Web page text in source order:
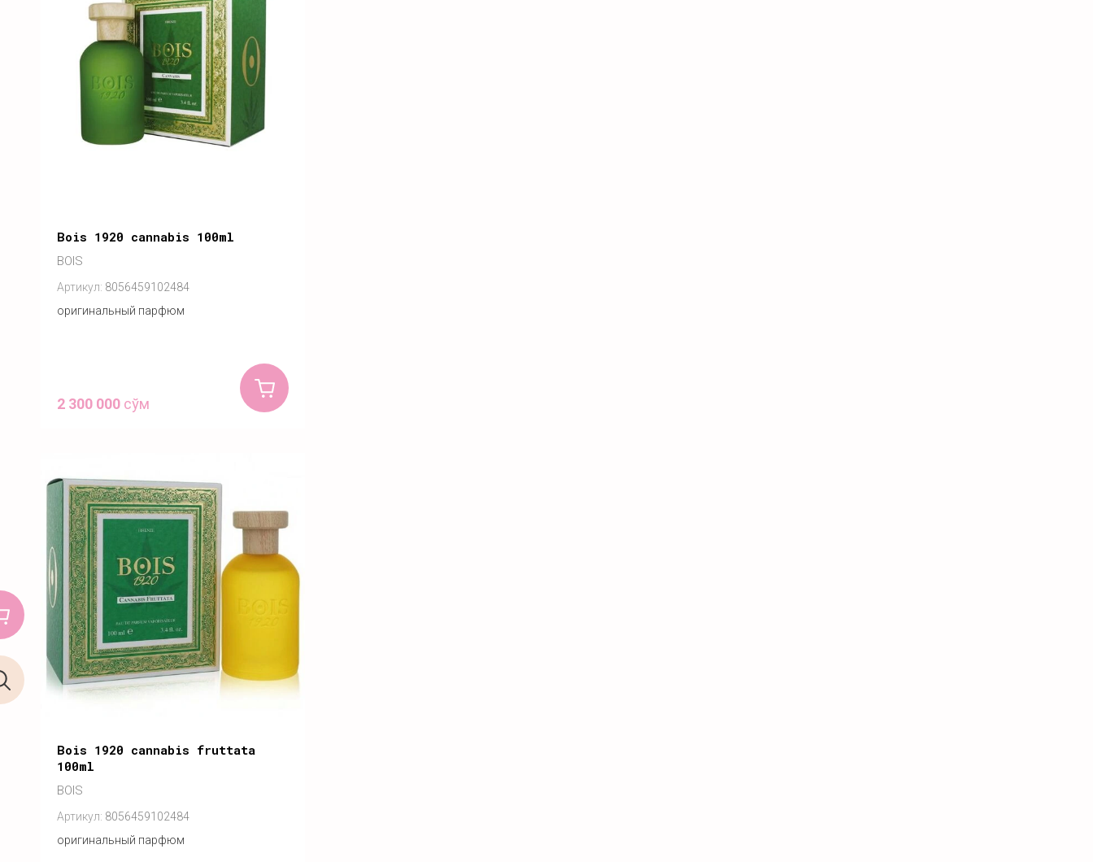
Bois 1920 cannabis 100ml
BOIS
Артикул: 8056459102484
оригинальный парфюм
2 300 000 сўм
Bois 1920 cannabis fruttata
100ml
BOIS
Артикул: 8056459102484
оригинальный парфюм